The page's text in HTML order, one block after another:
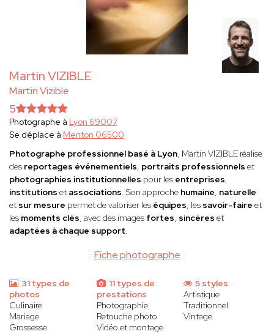
Martin VIZIBLE
Martin Vizible
Fiche photographe
5
Photographe à Lyon 69007
Se déplace à Menton 06500
Photographe professionnel basé à Lyon, Martin VIZIBLE réalise
des reportages événementiels, portraits professionnels et
photographies institutionnelles pour les entreprises,
institutions et associations. Son approche humaine, naturelle
et sur mesure permet de valoriser les équipes, les savoir-faire et
les moments clés, avec des images fortes, sincères et
adaptées à chaque support.
31 types de
photos
Culinaire
Mariage
Grossesse
11 types de
prestations
Photographie
Retouche photo
Vidéo et montage
5 styles
Artistique
Traditionnel
Vintage